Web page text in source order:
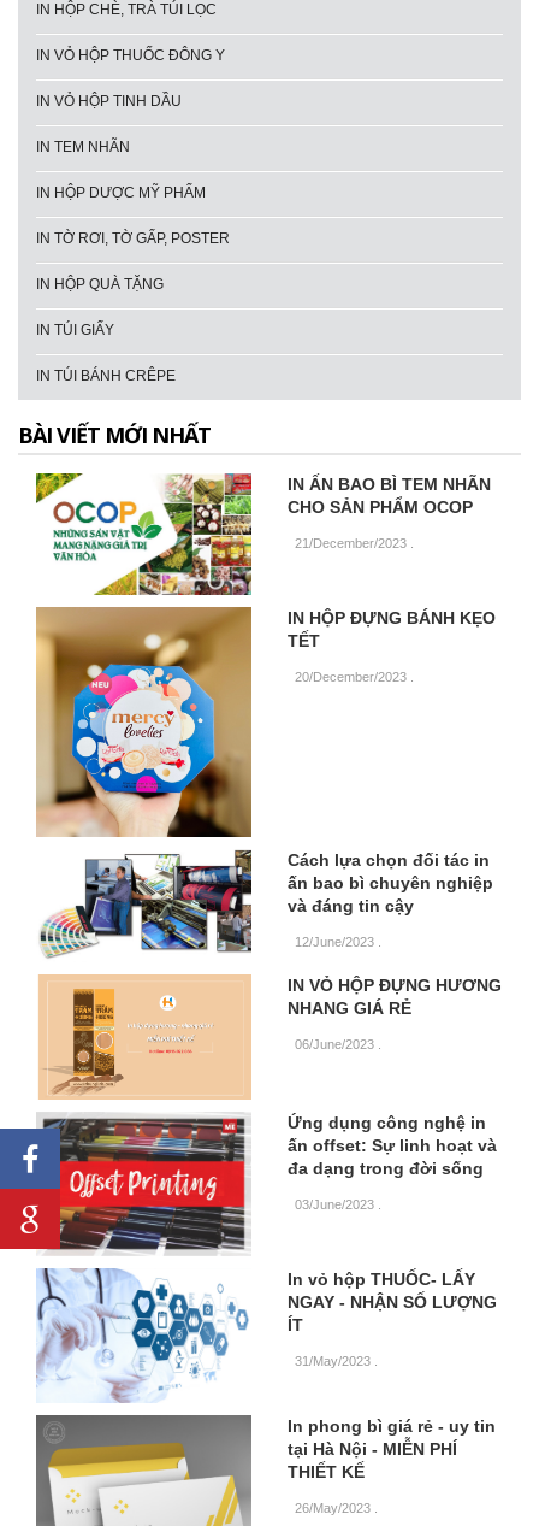
IN HỘP CHÈ, TRÀ TÚI LỌC
IN VỎ HỘP THUỐC ĐÔNG Y
IN VỎ HỘP TINH DẦU
IN TEM NHÃN
IN HỘP DƯỢC MỸ PHẨM
IN TỜ RƠI, TỜ GẤP, POSTER
IN HỘP QUÀ TẶNG
IN TÚI GIẤY
IN TÚI BÁNH CRÊPE
BÀI VIẾT MỚI NHẤT
IN ẤN BAO BÌ TEM NHÃN
CHO SẢN PHẨM OCOP
21/December/2023
IN HỘP ĐỰNG BÁNH KẸO
TẾT
20/December/2023
Cách lựa chọn đối tác in
ấn bao bì chuyên nghiệp
và đáng tin cậy
12/June/2023
IN VỎ HỘP ĐỰNG HƯƠNG
NHANG GIÁ RẺ
06/June/2023
Ứng dụng công nghệ in
ấn offset: Sự linh hoạt và
đa dạng trong đời sống
03/June/2023
In vỏ hộp THUỐC- LẤY
NGAY - NHẬN SỐ LƯỢNG
ÍT
31/May/2023
In phong bì giá rẻ - uy tin
tại Hà Nội - MIỄN PHÍ
THIẾT KẾ
26/May/2023